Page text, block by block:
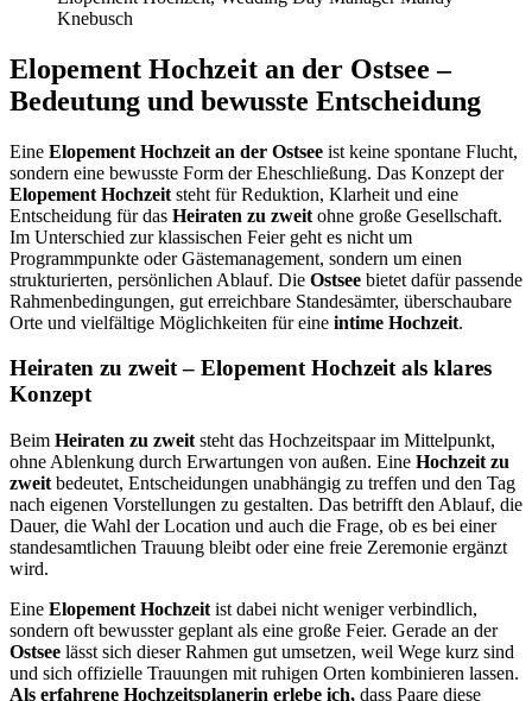
Elopement Hochzeit an der Ostsee –
Bedeutung und bewusste Entscheidung
Eine Elopement Hochzeit an der Ostsee ist keine spontane Flucht,
sondern eine bewusste Form der Eheschließung. Das Konzept der
Elopement Hochzeit steht für Reduktion, Klarheit und eine
Entscheidung für das Heiraten zu zweit ohne große Gesellschaft.
Im Unterschied zur klassischen Feier geht es nicht um
Programmpunkte oder Gästemanagement, sondern um einen
strukturierten, persönlichen Ablauf. Die Ostsee bietet dafür passende
Rahmenbedingungen, gut erreichbare Standesämter, überschaubare
Orte und vielfältige Möglichkeiten für eine intime Hochzeit.
Heiraten zu zweit – Elopement Hochzeit als klares
Konzept
Beim Heiraten zu zweit steht das Hochzeitspaar im Mittelpunkt,
ohne Ablenkung durch Erwartungen von außen. Eine Hochzeit zu
zweit bedeutet, Entscheidungen unabhängig zu treffen und den Tag
nach eigenen Vorstellungen zu gestalten. Das betrifft den Ablauf, die
Dauer, die Wahl der Location und auch die Frage, ob es bei einer
standesamtlichen Trauung bleibt oder eine freie Zeremonie ergänzt
wird.
Eine Elopement Hochzeit ist dabei nicht weniger verbindlich,
sondern oft bewusster geplant als eine große Feier. Gerade an der
Ostsee lässt sich dieser Rahmen gut umsetzen, weil Wege kurz sind
und sich offizielle Trauungen mit ruhigen Orten kombinieren lassen.
Als erfahrene Hochzeitsplanerin erlebe ich, dass Paare diese